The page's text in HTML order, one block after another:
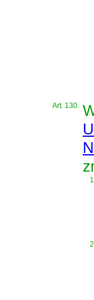
Art. 130.